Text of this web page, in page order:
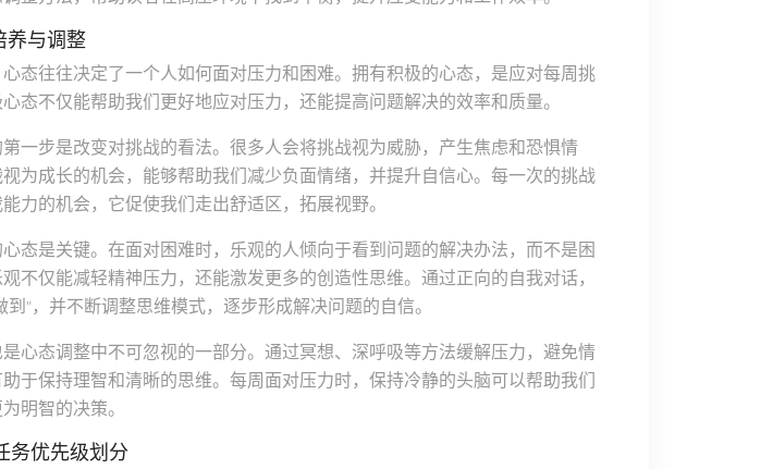
养与调整
态往往决定了一个人如何面对压力和困难。拥有积极的心态，是应对每周挑
态不仅能帮助我们更好地应对压力，还能提高问题解决的效率和质量。
一步是改变对挑战的看法。很多人会将挑战视为威胁，产生焦虑和恐惧情
为成长的机会，能够帮助我们减少负面情绪，并提升自信心。每一次的挑战
力的机会，它促使我们走出舒适区，拓展视野。
态是关键。在面对困难时，乐观的人倾向于看到问题的解决办法，而不是困
不仅能减轻精神压力，还能激发更多的创造性思维。通过正向的自我对话，
到”，并不断调整思维模式，逐步形成解决问题的自信。
心态调整中不可忽视的一部分。通过冥想、深呼吸等方法缓解压力，避免情
于保持理智和清晰的思维。每周面对压力时，保持冷静的头脑可以帮助我们
明智的决策。
务优先级划分